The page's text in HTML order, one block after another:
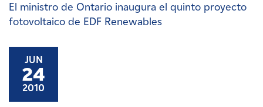
El ministro de Ontario inaugura el quinto proyecto
fotovoltaico de EDF Renewables
JUN
24
2010